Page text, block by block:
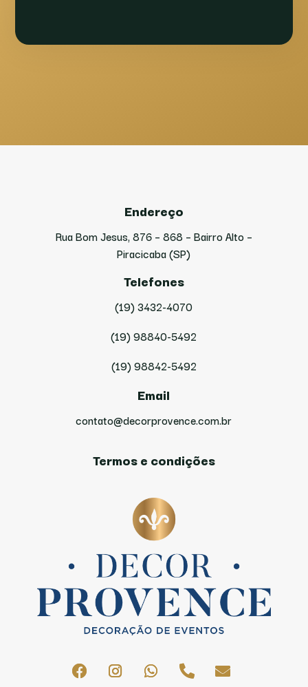
Endereço
Rua Bom Jesus, 876 – 868 – Bairro Alto –
Piracicaba (SP)
Telefones
(19) 3432-4070
(19) 98840-5492
(19) 98842-5492
Email
contato@decorprovence.com.br
Termos e condições